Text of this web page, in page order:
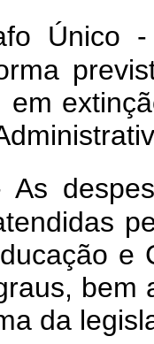
Único
em
As
e
da